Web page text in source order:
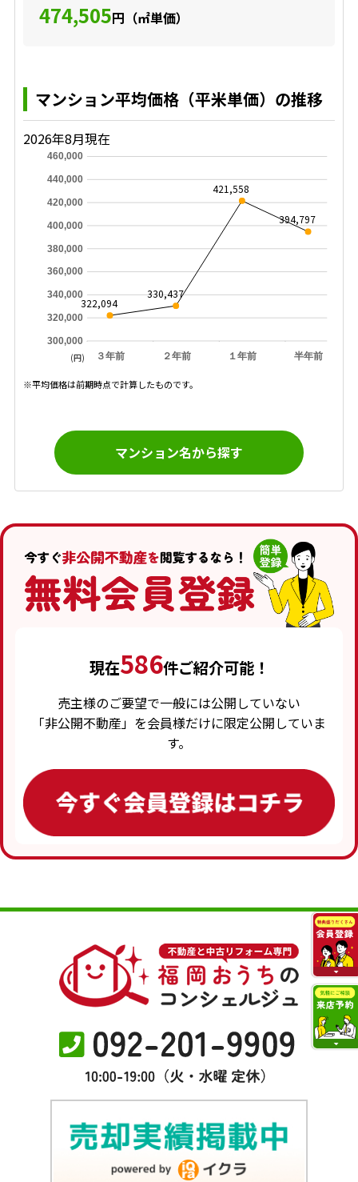
474,505円（㎡単価）
マンション平均価格（平米単価）の推移
2026年8月現在
３年前 ２年前 １年前 半年前
300,000
320,000
340,000
360,000
380,000
400,000
420,000
440,000
460,000
322,094
330,437
421,558
394,797
(円)
※平均価格は前期時点で計算したものです。
マンション名から探す
現在586件ご紹介可能！
売主様のご要望で一般には公開していない
「非公開不動産」を会員様だけに限定公開していま
す。